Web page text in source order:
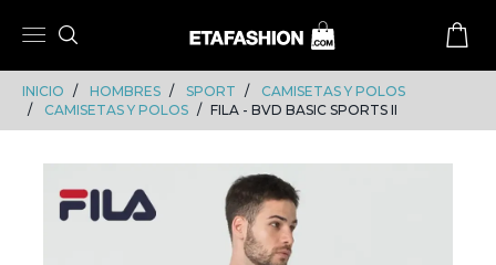
INICIO HOMBRES SPORT
CAMISETAS Y POLOS
CAMISETAS Y POLOS
FILA - BVD BASIC SPORTS II